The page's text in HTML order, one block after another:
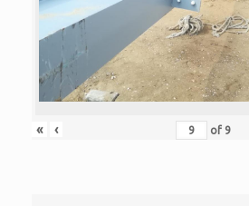
« ‹ of 9